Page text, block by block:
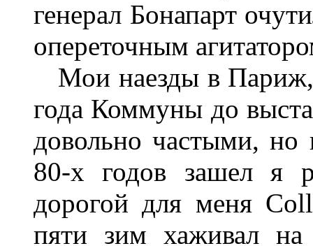
генерал Бонапарт
опереточным
Мои наезды в Париж,
года Коммуны до
довольно частыми, но
80-х годов зашел я
дорогой для меня
пяти зим хаживал на